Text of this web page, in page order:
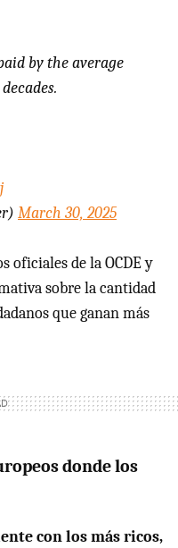
by the average
March 30, 2025
oficiales de la OCDE y
sobre la cantidad
que ganan más
donde los
con los más ricos,